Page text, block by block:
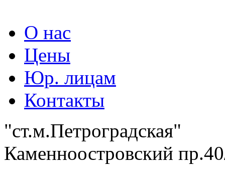
О нас
Цены
Юр. лицам
Контакты
"ст.м.Петроградская"
Каменноостровский